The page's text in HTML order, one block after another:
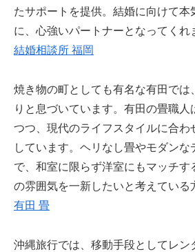
たサポートを提供。結婚に向けて本
に、心強いパートナーとなってくれ
結婚相談所 福岡
焼き物の町としても有名な有田では
りと息づいています。有田の畳職人
つつ、現代のライフスタイルに合わ
しています。ヘリなし畳やモダン
で、和室に限らず洋室にもマッチす
の雰囲気を一新したいと考えている
有田 畳
沖縄旅行では、移動手段としてレン